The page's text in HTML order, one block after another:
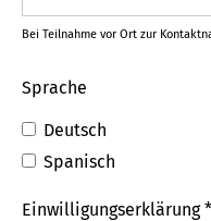
Bei Teilnahme vor Ort zur
Sprache
Deutsch
Spanisch
Einwilligungs­erklärung *